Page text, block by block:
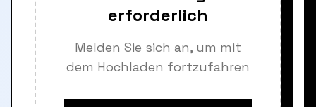
erforderlich
Melden Sie sich an, um mit
dem Hochladen fortzufahren